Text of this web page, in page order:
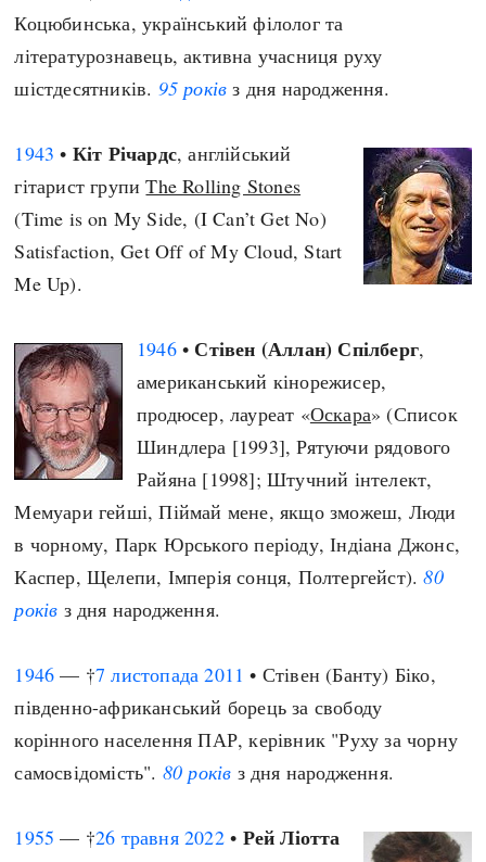
Коцюбинська, український філолог та
літературознавець, активна учасниця руху
шістдесятників. 95 років з дня народження.
1943 • Кіт Річардс, англійський
гітарист групиThe Rolling Stones
(Time is on My Side, (I Can’t Get No)
Satisfaction, Get Off of My Cloud, Start
Me Up).
1946• Стівен (Аллан) Спілберг,
американський кінорежисер,
продюсер, лауреат «Оскара» (Список
Шиндлера [1993], Рятуючи рядового
Райяна [1998]; Штучний інтелект,
Мемуари гейші, Піймай мене, якщо зможеш, Люди
в чорному, Парк Юрського періоду, Індіана Джонс,
Каспер, Щелепи, Імперія сонця, Полтергейст).80
років з дня народження.
1946 — †7 листопада 2011 • Стівен (Банту) Біко,
південно-африканський борець за свободу
корінного населення ПАР, керівник "Руху за чорну
самосвідомість". 80 років з дня народження.
1955 — †26 травня 2022• Рей Ліотта